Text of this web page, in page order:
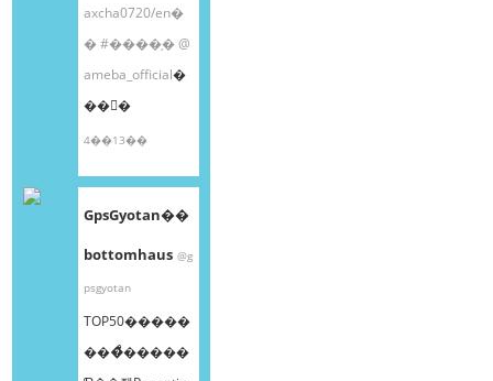
axcha0720/en�
�#����֥�@
ameba_official�
��󤫤�
4��13��
GpsGyotan��
bottomhaus @g
psgyotan
TOP50�����
���ͤ�����